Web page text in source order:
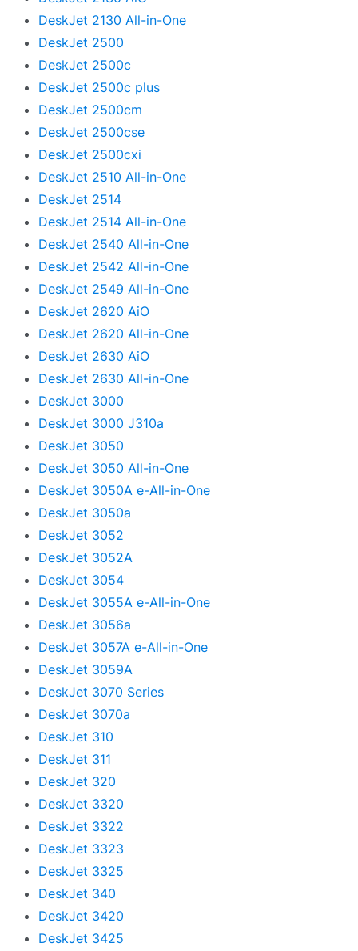
DeskJet 2130 All-in-One
DeskJet 2500
DeskJet 2500c
DeskJet 2500c plus
DeskJet 2500cm
DeskJet 2500cse
DeskJet 2500cxi
DeskJet 2510 All-in-One
DeskJet 2514
DeskJet 2514 All-in-One
DeskJet 2540 All-in-One
DeskJet 2542 All-in-One
DeskJet 2549 All-in-One
DeskJet 2620 AiO
DeskJet 2620 All-in-One
DeskJet 2630 AiO
DeskJet 2630 All-in-One
DeskJet 3000
DeskJet 3000 J310a
DeskJet 3050
DeskJet 3050 All-in-One
DeskJet 3050A e-All-in-One
DeskJet 3050a
DeskJet 3052
DeskJet 3052A
DeskJet 3054
DeskJet 3055A e-All-in-One
DeskJet 3056a
DeskJet 3057A e-All-in-One
DeskJet 3059A
DeskJet 3070 Series
DeskJet 3070a
DeskJet 310
DeskJet 311
DeskJet 320
DeskJet 3320
DeskJet 3322
DeskJet 3323
DeskJet 3325
DeskJet 340
DeskJet 3420
DeskJet 3425